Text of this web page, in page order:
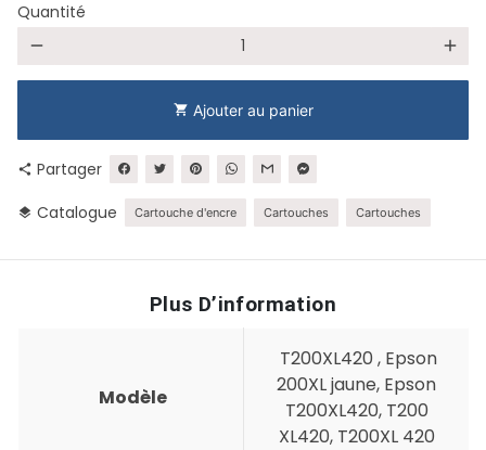
Quantité
remove add
shopping_cart Ajouter au panier
share Partager
layers Catalogue Cartouche d'encre Cartouches Cartouches
Plus D’information
Modèle
T200XL420 , Epson
200XL jaune, Epson
T200XL420, T200
XL420, T200XL 420